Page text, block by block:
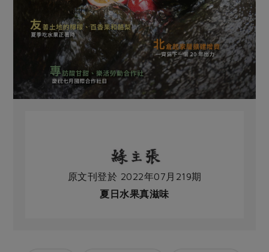
原文刊登於 2022年07月219期
夏日水果真滋味